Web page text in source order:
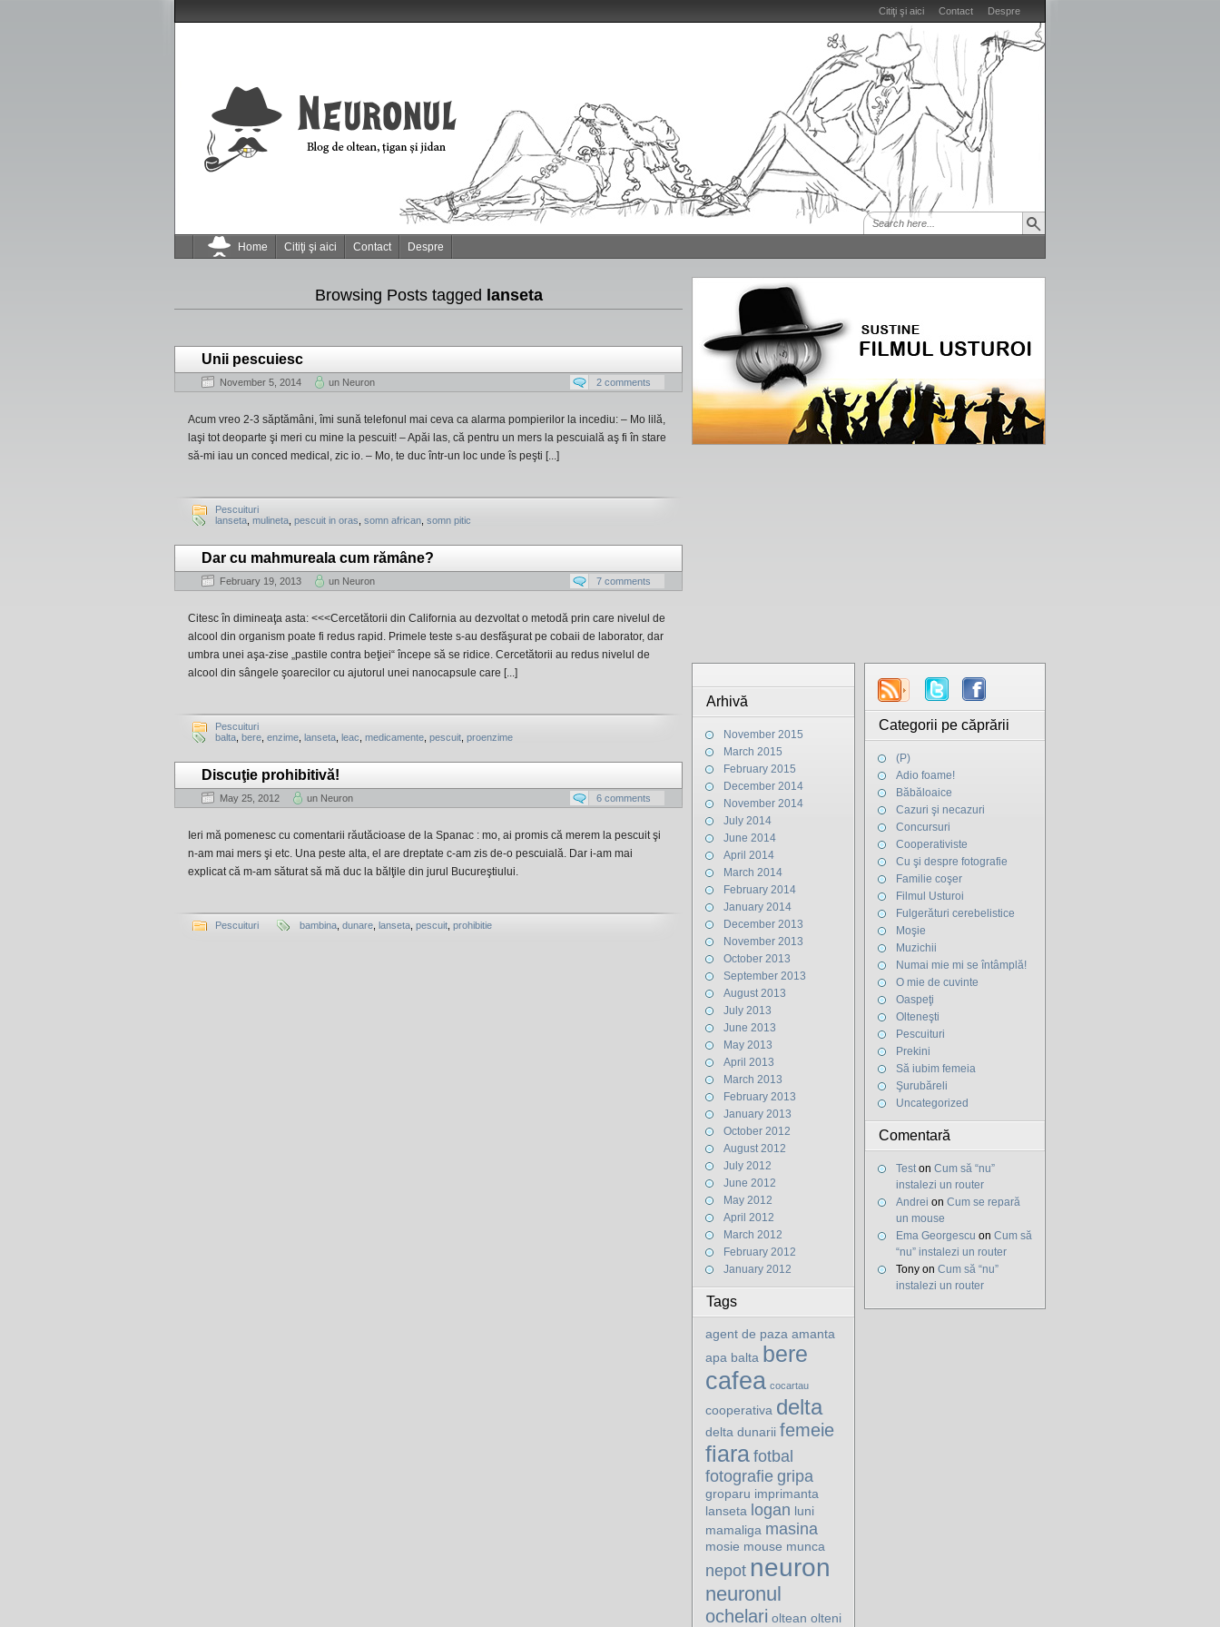
Citiţi şi aici Contact Despre
Home Citiţi şi aici Contact Despre
Categorii pe căprării
(P)
Adio foame!
Băbăloaice
Cazuri şi necazuri
Concursuri
Cooperativiste
Cu şi despre fotografie
Familie coşer
Filmul Usturoi
Fulgerături cerebelistice
Moşie
Muzichii
Numai mie mi se întâmplă!
O mie de cuvinte
Oaspeţi
Olteneşti
Pescuituri
Prekini
Să iubim femeia
Şurubăreli
Uncategorized
Comentară
Teston Cum să “nu”
instalezi un router
Andrei on Cum se repară
un mouse
Ema Georgescu on Cum să
“nu” instalezi un router
Tony on Cum să “nu”
instalezi un router
Arhivă
November 2015
March 2015
February 2015
December 2014
November 2014
July 2014
June 2014
April 2014
March 2014
February 2014
January 2014
December 2013
November 2013
October 2013
September 2013
August 2013
July 2013
June 2013
May 2013
April 2013
March 2013
February 2013
January 2013
October 2012
August 2012
July 2012
June 2012
May 2012
April 2012
March 2012
February 2012
January 2012
Tags
agent de paza amanta
apa balta bere
cafea cocartau
cooperativa delta
delta dunarii femeie
fiara fotbal
fotografie gripa
groparu imprimanta
lanseta logan luni
mamaliga masina
mosie mouse munca
nepot neuron
neuronul
ochelari oltean olteni
Browsing Posts tagged lanseta
Unii pescuiesc
November 5, 2014 un Neuron 2 comments
Acum vreo 2-3 săptămâni, îmi sună telefonul mai ceva ca alarma pompierilor la incediu: – Mo lilă,
laşi tot deoparte şi meri cu mine la pescuit! – Apăi las, că pentru un mers la pescuială aş fi în stare
să-mi iau un conced medical, zic io. – Mo, te duc într-un loc unde îs peşti [...]
Pescuituri
lanseta mulineta pescuit in oras somn african somn pitic
Dar cu mahmureala cum rămâne?
February 19, 2013 un Neuron 7 comments
Citesc în dimineaţa asta: <<<Cercetătorii din California au dezvoltat o metodă prin care nivelul de
alcool din organism poate fi redus rapid. Primele teste s-au desfăşurat pe cobaii de laborator, dar
umbra unei aşa-zise „pastile contra beţiei“ începe să se ridice. Cercetătorii au redus nivelul de
alcool din sângele şoarecilor cu ajutorul unei nanocapsule care [...]
Pescuituri
balta bere enzime lanseta leac medicamente pescuit proenzime
Discuţie prohibitivă!
May 25, 2012 un Neuron 6 comments
Ieri mă pomenesc cu comentarii răutăcioase de la Spanac : mo, ai promis că merem la pescuit şi
n-am mai mers şi etc. Una peste alta, el are dreptate c-am zis de-o pescuială. Dar i-am mai
explicat că m-am săturat să mă duc la bălţile din jurul Bucureştiului.
Pescuituri bambina dunare lanseta pescuit prohibitie